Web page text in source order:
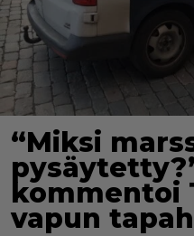
“Miksi
kommentoi
vapun